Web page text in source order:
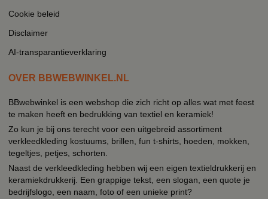
Cookie beleid
Disclaimer
AI-transparantieverklaring
OVER BBWEBWINKEL.NL
BBwebwinkel is een webshop die zich richt op alles wat met feest
te maken heeft en bedrukking van textiel en keramiek!
Zo kun je bij ons terecht voor een uitgebreid assortiment
verkleedkleding kostuums, brillen, fun t-shirts, hoeden, mokken,
tegeltjes, petjes, schorten.
Naast de verkleedkleding hebben wij een eigen textieldrukkerij en
keramiekdrukkerij. Een grappige tekst, een slogan, een quote je
bedrijfslogo, een naam, foto of een unieke print?